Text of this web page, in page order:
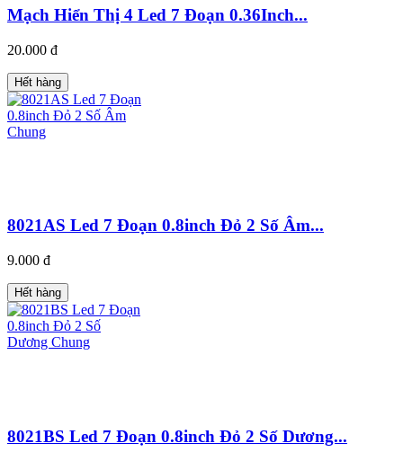
Mạch Hiển Thị 4 Led 7 Đoạn 0.36Inch...
20.000 đ
Hết hàng
8021AS Led 7 Đoạn 0.8inch Đỏ 2 Số Âm...
9.000 đ
Hết hàng
8021BS Led 7 Đoạn 0.8inch Đỏ 2 Số Dương...